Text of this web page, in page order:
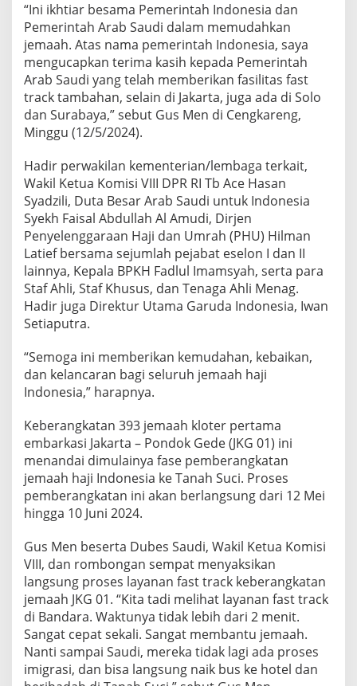
“Ini ikhtiar besama Pemerintah Indonesia dan
Pemerintah Arab Saudi dalam memudahkan
jemaah. Atas nama pemerintah Indonesia, saya
mengucapkan terima kasih kepada Pemerintah
Arab Saudi yang telah memberikan fasilitas fast
track tambahan, selain di Jakarta, juga ada di Solo
dan Surabaya,” sebut Gus Men di Cengkareng,
Minggu (12/5/2024).
Hadir perwakilan kementerian/lembaga terkait,
Wakil Ketua Komisi VIII DPR RI Tb Ace Hasan
Syadzili, Duta Besar Arab Saudi untuk Indonesia
Syekh Faisal Abdullah Al Amudi, Dirjen
Penyelenggaraan Haji dan Umrah (PHU) Hilman
Latief bersama sejumlah pejabat eselon I dan II
lainnya, Kepala BPKH Fadlul Imamsyah, serta para
Staf Ahli, Staf Khusus, dan Tenaga Ahli Menag.
Hadir juga Direktur Utama Garuda Indonesia, Iwan
Setiaputra.
“Semoga ini memberikan kemudahan, kebaikan,
dan kelancaran bagi seluruh jemaah haji
Indonesia,” harapnya.
Keberangkatan 393 jemaah kloter pertama
embarkasi Jakarta – Pondok Gede (JKG 01) ini
menandai dimulainya fase pemberangkatan
jemaah haji Indonesia ke Tanah Suci. Proses
pemberangkatan ini akan berlangsung dari 12 Mei
hingga 10 Juni 2024.
Gus Men beserta Dubes Saudi, Wakil Ketua Komisi
VIII, dan rombongan sempat menyaksikan
langsung proses layanan fast track keberangkatan
jemaah JKG 01. “Kita tadi melihat layanan fast track
di Bandara. Waktunya tidak lebih dari 2 menit.
Sangat cepat sekali. Sangat membantu jemaah.
Nanti sampai Saudi, mereka tidak lagi ada proses
imigrasi, dan bisa langsung naik bus ke hotel dan